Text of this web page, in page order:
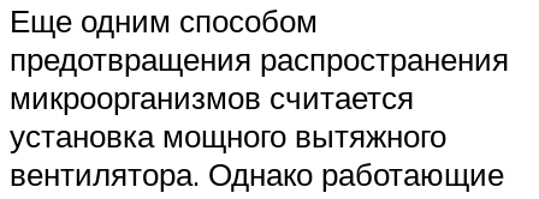
Еще одним способом
предотвращения распространения
микроорганизмов считается
установка мощного вытяжного
вентилятора. Однако работающие